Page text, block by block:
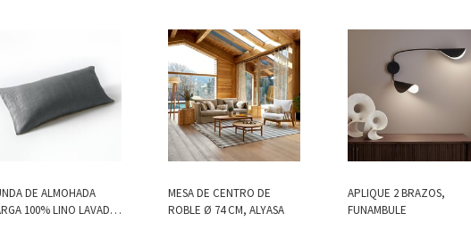
DE ALMOHADA
100% LINO LAVADO,
MESA DE CENTRO DE
ROBLE Ø 74 CM, ALYASA
APLIQUE 2 BRAZOS,
FUNAMBULE